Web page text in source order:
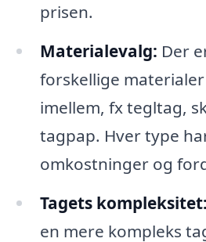
prisen.
Materialevalg: Der
forskellige
imellem, fx tegltag,
tagpap. Hver type
omkostninger og
Tagets kompleksitet:
en mere kompleks